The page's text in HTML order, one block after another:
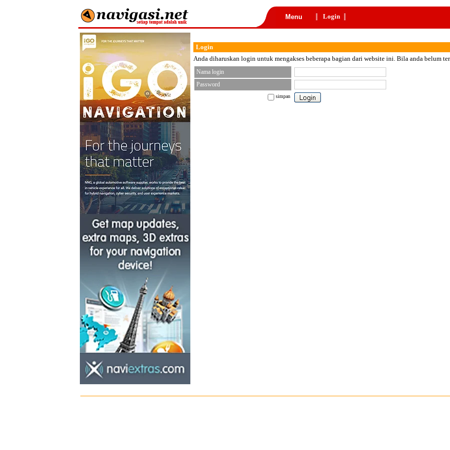
Menu Login
Login
Anda diharuskan login untuk mengakses beberapa bagian dari website ini. Bila anda belum
Nama login
Password
simpan